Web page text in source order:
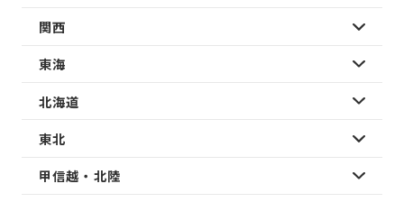
関西
東海
北海道
東北
甲信越・北陸